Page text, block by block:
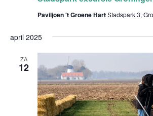
Paviljoen 't Groene HartStadspark 3,
april 2025
ZA
12